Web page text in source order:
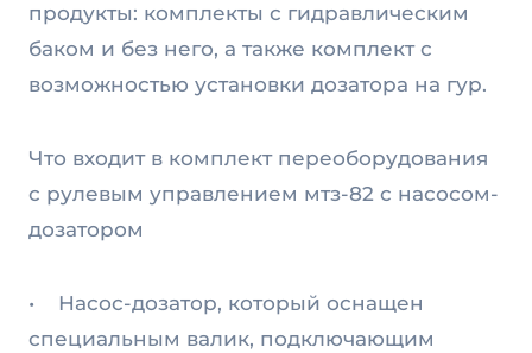
продукты: комплекты с гидравлическим
баком и без него, а также комплект с
возможностью установки дозатора на гур.
Что входит в комплект переоборудования
с рулевым управлением мтз-82 с насосом-
дозатором
• Насос-дозатор, который оснащен
специальным валик, подключающим